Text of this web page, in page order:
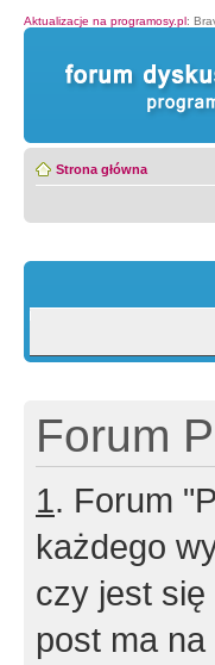
Aktualizacje na programosy.pl:
Strona główna
Forum
1. Forum
każdego
czy jest
post ma